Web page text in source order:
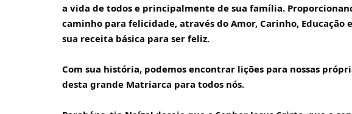
a vida de todos e principalmente de sua família.
caminho para felicidade, através do Amor, Carinho, Educação
sua receita básica para ser feliz.
Com sua história, podemos encontrar lições para nossas
desta grande Matriarca para todos nós.